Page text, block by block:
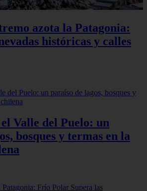
azota la Patagonia:
históricas y calles
Valle del Puelo: un
bosques y termas en la